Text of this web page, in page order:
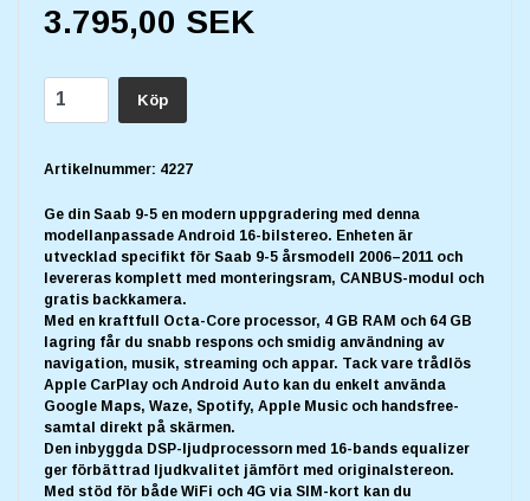
3.795,00 SEK
Köp
Artikelnummer: 4227
Ge din Saab 9-5 en modern uppgradering med denna
modellanpassade Android 16-bilstereo. Enheten är
utvecklad specifikt för Saab 9-5 årsmodell 2006–2011 och
levereras komplett med monteringsram, CANBUS-modul och
gratis backkamera.
Med en kraftfull Octa-Core processor, 4 GB RAM och 64 GB
lagring får du snabb respons och smidig användning av
navigation, musik, streaming och appar. Tack vare trådlös
Apple CarPlay och Android Auto kan du enkelt använda
Google Maps, Waze, Spotify, Apple Music och handsfree-
samtal direkt på skärmen.
Den inbyggda DSP-ljudprocessorn med 16-bands equalizer
ger förbättrad ljudkvalitet jämfört med originalstereon.
Med stöd för både WiFi och 4G via SIM-kort kan du